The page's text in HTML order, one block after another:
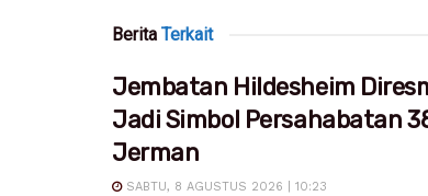
Berita Terkait
Jembatan Hildesheim
Jadi Simbol Persahabatan
Jerman
SABTU, 8 AGUSTUS 2026 | 10:23